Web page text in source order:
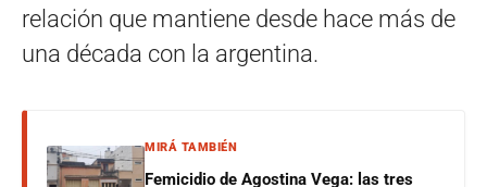
relación que mantiene desde hace más de
una década con la argentina.
MIRÁ TAMBIÉN
Femicidio de Agostina Vega: las tres